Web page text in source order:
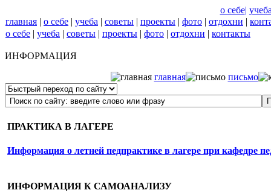
o ceбe|
главная | о себе | учеба | советы | проекты | фото | отдохни |
о себе | учеба | советы | проекты | фото | отдохни | контакты
ИНФОРМАЦИЯ
главная письмо
ПРАКТИКА В ЛАГЕРЕ
Информация о летней педпрактике в лагере при кафедре
ИНФОРМАЦИЯ К САМОАНАЛИЗУ